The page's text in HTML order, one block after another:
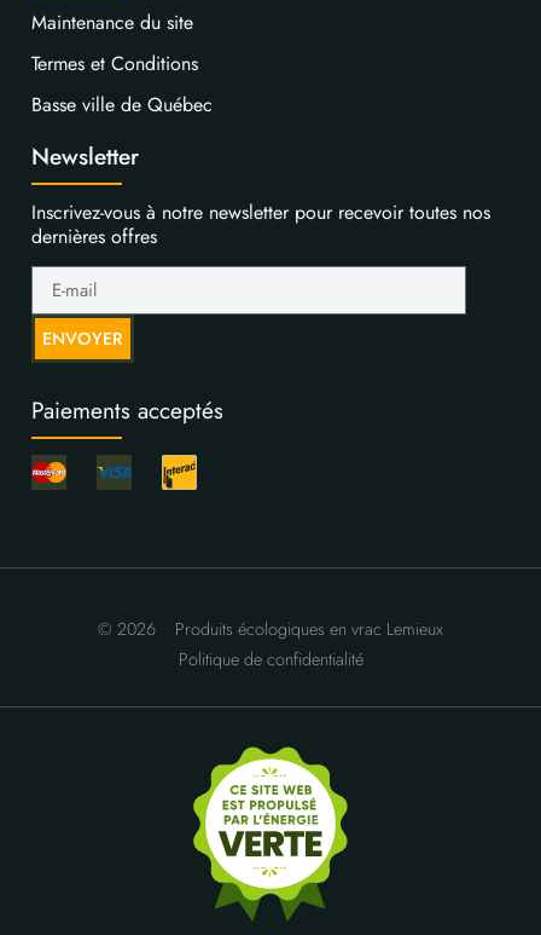
Maintenance du site
Termes et Conditions
Basse ville de Québec
Newsletter
Inscrivez-vous à notre newsletter pour recevoir toutes nos
dernières offres
ENVOYER
Paiements acceptés
© 2026
Produits écologiques en vrac Lemieux
Politique de confidentialité